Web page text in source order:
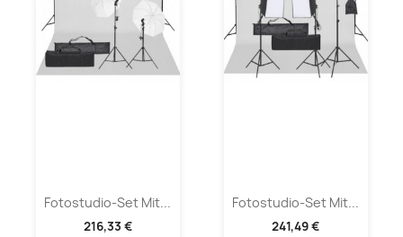
Fotostudio-Set Mit...
216,33 €
Fotostudio-Set Mit...
241,49 €